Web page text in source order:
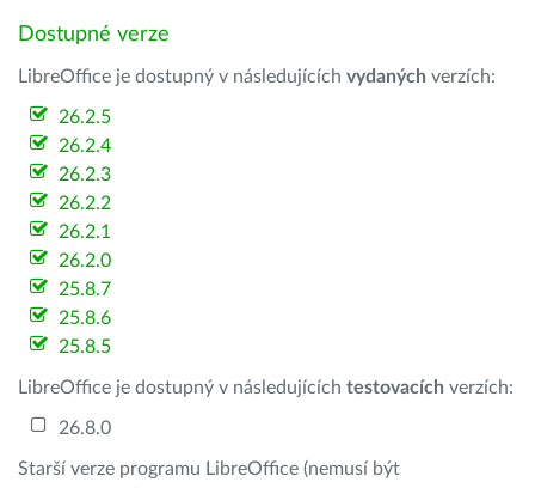
Dostupné verze
LibreOffice je dostupný v následujících vydaných verzích:
26.2.5
26.2.4
26.2.3
26.2.2
26.2.1
26.2.0
25.8.7
25.8.6
25.8.5
LibreOffice je dostupný v následujících testovacích verzích:
26.8.0
Starší verze programu LibreOffice (nemusí být